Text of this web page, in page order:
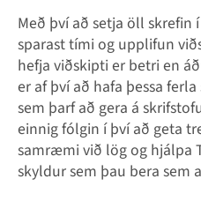
Með því að setja öll
sparast tími og upplifun
hefja viðskipti er betri en
er af því að hafa þessa
sem þarf að gera á
einnig fólgin í því að geta
samræmi við lög og hjálpa
skyldur sem þau bera sem